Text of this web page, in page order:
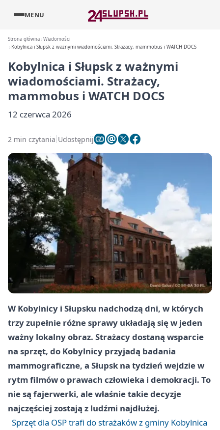
MENU
Strona główna Wiadomości
Kobylnica i Słupsk z ważnymi wiadomościami. Strażacy, mammobus i WATCH DOCS
Kobylnica i Słupsk z ważnymi
wiadomościami. Strażacy,
mammobus i WATCH DOCS
12 czerwca 2026
2 min czytania Udostępnij
W Kobylnicy i Słupsku nadchodzą dni, w których
trzy zupełnie różne sprawy układają się w jeden
ważny lokalny obraz. Strażacy dostaną wsparcie
na sprzęt, do Kobylnicy przyjadą badania
mammograficzne, a Słupsk na tydzień wejdzie w
rytm filmów o prawach człowieka i demokracji. To
nie są fajerwerki, ale właśnie takie decyzje
najczęściej zostają z ludźmi najdłużej.
Sprzęt dla OSP trafi do strażaków z gminy Kobylnica